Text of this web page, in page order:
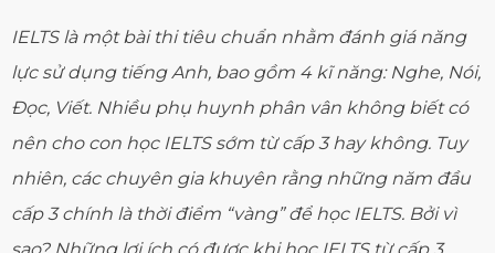
IELTS là một bài thi tiêu chuẩn nhằm đánh giá năng
lực sử dụng tiếng Anh, bao gồm 4 kĩ năng: Nghe, Nói,
Đọc, Viết. Nhiều phụ huynh phân vân không biết có
nên cho con học IELTS sớm từ cấp 3 hay không. Tuy
nhiên, các chuyên gia khuyên rằng những năm đầu
cấp 3 chính là thời điểm “vàng” để học IELTS. Bởi vì